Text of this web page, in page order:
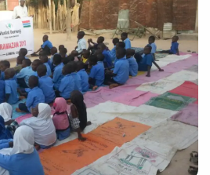
Dev Külliye Projesi Kur’an-ı